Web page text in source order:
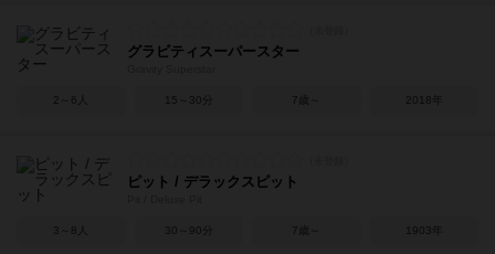
グラビティスーパースター
2～6人 15～30分 7歳～ 2018年
ピット / デラックスピット
3～8人 30～90分 7歳～ 1903年